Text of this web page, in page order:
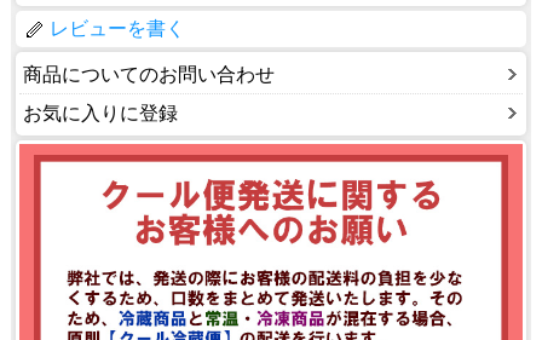
レビューを書く
商品についてのお問い合わせ
お気に入りに登録